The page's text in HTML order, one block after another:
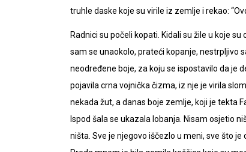
truhle daske koje su virile iz zemlje i rekao:
Radnici su počeli kopati. Kidali su žile u koje
sam se unaokolo, prateći kopanje, nestrpljivo
neodređene boje, za koju se ispostavilo da je
pojavila crna vojnička čizma, iz nje je virila
nekada žut, a danas boje zemlje, koji je tekta
Ispod šala se ukazala lobanja. Nisam osjetio
ništa. Sve je njegovo iščezlo u meni, sve što